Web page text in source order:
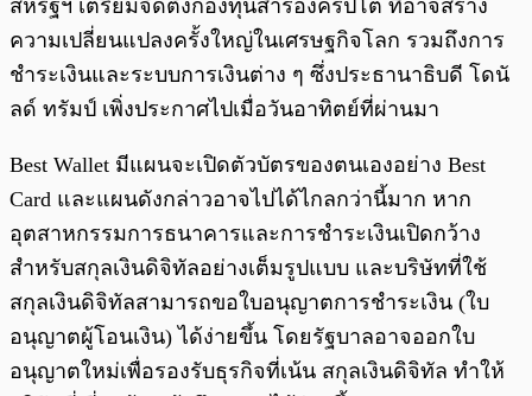
สหรัฐฯ เตรียมจัดตั้งกองทุนสำรองคริปโต ที่อาจสร้าง
ความเปลี่ยนแปลงครั้งใหญ่ในเศรษฐกิจโลก รวมถึงการ
ชำระเงินและระบบการเงินต่าง ๆ ซึ่งประธานาธิบดี โดนั
ลด์ ทรัมป์ เพิ่งประกาศไปเมื่อวันอาทิตย์ที่ผ่านมา
Best Wallet มีแผนจะเปิดตัวบัตรของตนเองอย่าง Best
Card และแผนดังกล่าวอาจไปได้ไกลกว่านี้มาก หาก
อุตสาหกรรมการธนาคารและการชำระเงินเปิดกว้าง
สำหรับสกุลเงินดิจิทัลอย่างเต็มรูปแบบ และบริษัทที่ใช้
สกุลเงินดิจิทัลสามารถขอใบอนุญาตการชำระเงิน (ใบ
อนุญาตผู้โอนเงิน) ได้ง่ายขึ้น โดยรัฐบาลอาจออกใบ
อนุญาตใหม่เพื่อรองรับธุรกิจที่เน้น สกุลเงินดิจิทัล ทำให้